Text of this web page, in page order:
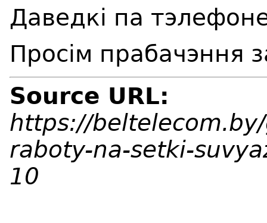
Даведкі па
Просім прабачэння
Source URL:
https://
raboty-na-setki-
10